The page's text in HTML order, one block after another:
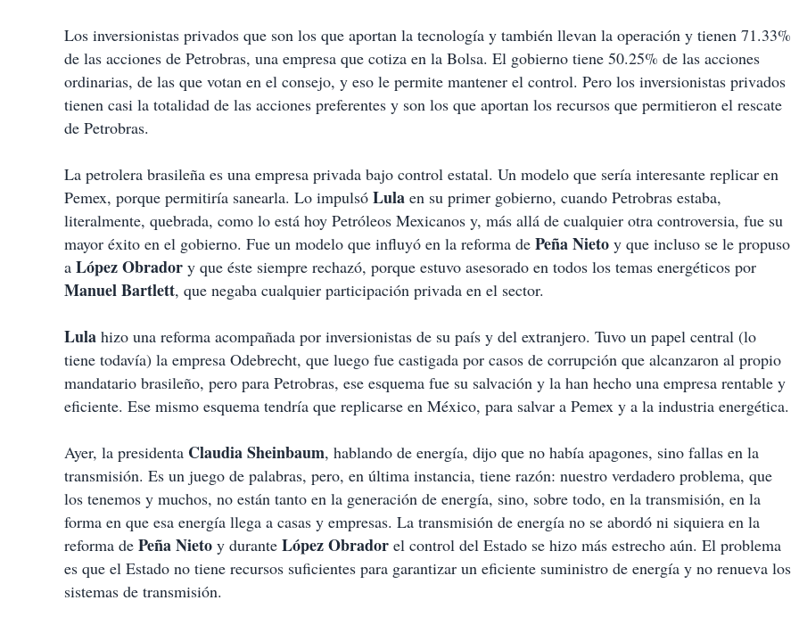
Los inversionistas privados que son los que aportan la tecnología y también llevan la operación y tienen 71.33%
de las acciones de Petrobras, una empresa que cotiza en la Bolsa. El gobierno tiene 50.25% de las acciones
ordinarias, de las que votan en el consejo, y eso le permite mantener el control. Pero los inversionistas privados
tienen casi la totalidad de las acciones preferentes y son los que aportan los recursos que permitieron el rescate
de Petrobras.
La petrolera brasileña es una empresa privada bajo control estatal. Un modelo que sería interesante replicar en
Pemex, porque permitiría sanearla. Lo impulsó Lula en su primer gobierno, cuando Petrobras estaba,
literalmente, quebrada, como lo está hoy Petróleos Mexicanos y, más allá de cualquier otra controversia, fue su
mayor éxito en el gobierno. Fue un modelo que influyó en la reforma de Peña Nieto y que incluso se le propuso
a López Obrador y que éste siempre rechazó, porque estuvo asesorado en todos los temas energéticos por
Manuel Bartlett, que negaba cualquier participación privada en el sector.
Lula hizo una reforma acompañada por inversionistas de su país y del extranjero. Tuvo un papel central (lo
tiene todavía) la empresa Odebrecht, que luego fue castigada por casos de corrupción que alcanzaron al propio
mandatario brasileño, pero para Petrobras, ese esquema fue su salvación y la han hecho una empresa rentable y
eficiente. Ese mismo esquema tendría que replicarse en México, para salvar a Pemex y a la industria energética.
Ayer, la presidenta Claudia Sheinbaum, hablando de energía, dijo que no había apagones, sino fallas en la
transmisión. Es un juego de palabras, pero, en última instancia, tiene razón: nuestro verdadero problema, que
los tenemos y muchos, no están tanto en la generación de energía, sino, sobre todo, en la transmisión, en la
forma en que esa energía llega a casas y empresas. La transmisión de energía no se abordó ni siquiera en la
reforma de Peña Nieto y durante LópezObrador el control del Estado se hizo más estrecho aún. El problema
es que el Estado no tiene recursos suficientes para garantizar un eficiente suministro de energía y no renueva los
sistemas de transmisión.